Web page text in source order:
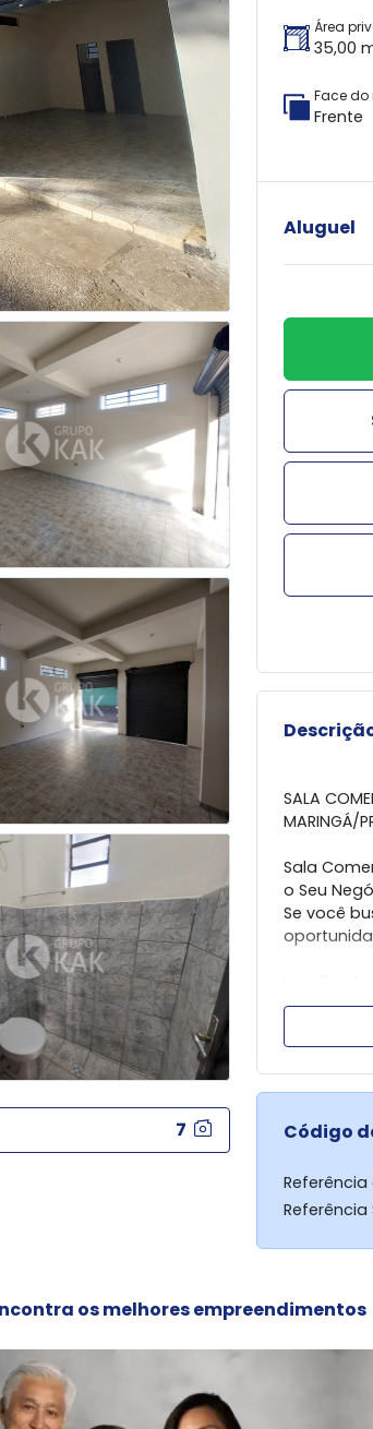
7
Área
35,00
Face do
Frente
Aluguel
SALA
MARINGÁ/
Sala
o Seu
Se você
é ideal
negócio
Sobre o
- 35m² de
-
- Porta de
- Aluguel:
Código
Referência
os melhores empreendimentos